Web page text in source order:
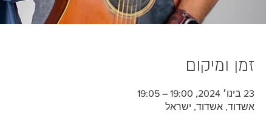
זמן ומיקום
23 בינו׳ 2024, 19:00 – 19:05
אשדוד, אשדוד, ישראל